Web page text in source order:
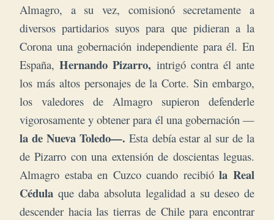
Almagro, a su vez, comisionó secretamente a
diversos partidarios suyos para que pidieran a la
Corona una gobernación independiente para él. En
España, Hernando Pizarro, intrigó contra él ante
los más altos personajes de la Corte. Sin embargo,
los valedores de Almagro supieron defenderle
vigorosamente y obtener para él una gobernación —
la de Nueva Toledo—. Esta debía estar al sur de la
de Pizarro con una extensión de doscientas leguas.
Almagro estaba en Cuzco cuando recibióla Real
Cédula que daba absoluta legalidad a su deseo de
descender hacia las tierras de Chile para encontrar